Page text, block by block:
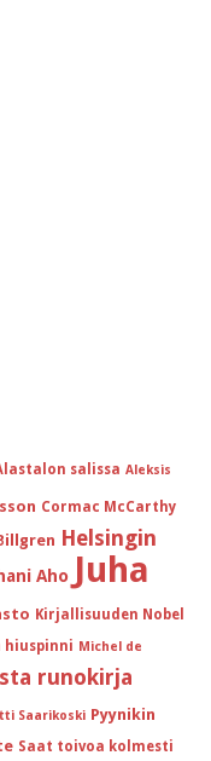
salissa Aleksis
Cormac McCarthy
Helsingin
Aho Juha
Kirjallisuuden Nobel
hiuspinni Michel de
runokirja
Saarikoski Pyynikin
Saat toivoa kolmesti